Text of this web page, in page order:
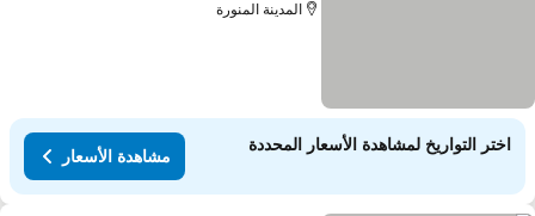
المدينة المنورة
اختر التواريخ لمشاهدة الأسعار المحددة
مشاهدة الأسعار